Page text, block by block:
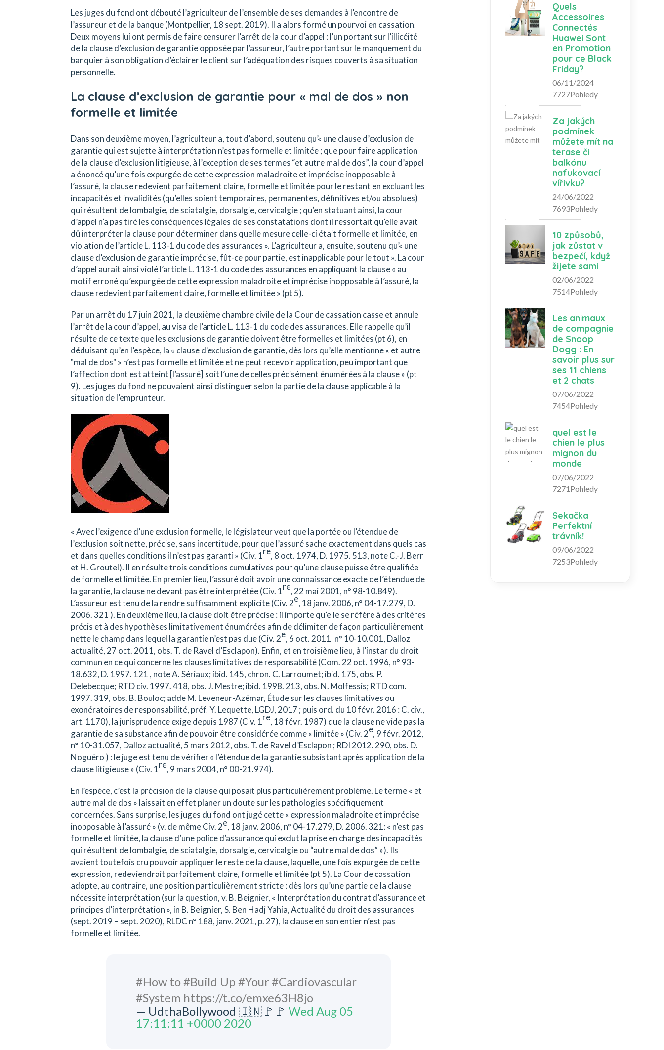
Les juges du fond ont débouté l’agriculteur de l’ensemble de ses demandes à l’encontre de
l’assureur et de la banque (Montpellier, 18 sept. 2019). Il a alors formé un pourvoi en cassation.
Deux moyens lui ont permis de faire censurer l’arrêt de la cour d’appel : l’un portant sur l’illicéité
de la clause d’exclusion de garantie opposée par l’assureur, l’autre portant sur le manquement du
banquier à son obligation d’éclairer le client sur l’adéquation des risques couverts à sa situation
personnelle.
La clause d’exclusion de garantie pour « mal de dos » non
formelle et limitée
Dans son deuxième moyen, l’agriculteur a, tout d’abord, soutenu qu’« une clause d’exclusion de
garantie qui est sujette à interprétation n’est pas formelle et limitée ; que pour faire application
de la clause d’exclusion litigieuse, à l’exception de ses termes “et autre mal de dos”, la cour d’appel
a énoncé qu’une fois expurgée de cette expression maladroite et imprécise inopposable à
l’assuré, la clause redevient parfaitement claire, formelle et limitée pour le restant en excluant les
incapacités et invalidités (qu’elles soient temporaires, permanentes, définitives et/ou absolues)
qui résultent de lombalgie, de sciatalgie, dorsalgie, cervicalgie ; qu’en statuant ainsi, la cour
d’appel n’a pas tiré les conséquences légales de ses constatations dont il ressortait qu’elle avait
dû interpréter la clause pour déterminer dans quelle mesure celle-ci était formelle et limitée, en
violation de l’article L. 113-1 du code des assurances ». L’agriculteur a, ensuite, soutenu qu’« une
clause d’exclusion de garantie imprécise, fût-ce pour partie, est inapplicable pour le tout ». La cour
d’appel aurait ainsi violé l’article L. 113-1 du code des assurances en appliquant la clause « au
motif erroné qu’expurgée de cette expression maladroite et imprécise inopposable à l’assuré, la
clause redevient parfaitement claire, formelle et limitée » (pt 5).
Par un arrêt du 17 juin 2021, la deuxième chambre civile de la Cour de cassation casse et annule
l’arrêt de la cour d’appel, au visa de l’article L. 113-1 du code des assurances. Elle rappelle qu’il
résulte de ce texte que les exclusions de garantie doivent être formelles et limitées (pt 6), en
déduisant qu’en l’espèce, la « clause d’exclusion de garantie, dès lors qu’elle mentionne « et autre
"mal de dos" » n’est pas formelle et limitée et ne peut recevoir application, peu important que
l’affection dont est atteint [l’assuré] soit l’une de celles précisément énumérées à la clause » (pt
9). Les juges du fond ne pouvaient ainsi distinguer selon la partie de la clause applicable à la
situation de l’emprunteur.
« Avec l’exigence d’une exclusion formelle, le législateur veut que la portée ou l’étendue de
l’exclusion soit nette, précise, sans incertitude, pour que l’assuré sache exactement dans quels cas
et dans quelles conditions il n’est pas garanti » (Civ. 1re, 8 oct. 1974, D. 1975. 513, note C.-J. Berr
et H. Groutel). Il en résulte trois conditions cumulatives pour qu’une clause puisse être qualifiée
de formelle et limitée. En premier lieu, l’assuré doit avoir une connaissance exacte de l’étendue de
la garantie, la clause ne devant pas être interprétée (Civ. 1re, 22 mai 2001, n° 98-10.849).
L’assureur est tenu de la rendre suffisamment explicite (Civ. 2e, 18 janv. 2006, n° 04-17.279, D.
2006. 321 ). En deuxième lieu, la clause doit être précise : il importe qu’elle se réfère à des critères
précis et à des hypothèses limitativement énumérées afin de délimiter de façon particulièrement
nette le champ dans lequel la garantie n’est pas due (Civ. 2e, 6 oct. 2011, n° 10-10.001, Dalloz
actualité, 27 oct. 2011, obs. T. de Ravel d’Esclapon). Enfin, et en troisième lieu, à l’instar du droit
commun en ce qui concerne les clauses limitatives de responsabilité (Com. 22 oct. 1996, n° 93-
18.632, D. 1997. 121 , note A. Sériaux; ibid. 145, chron. C. Larroumet; ibid. 175, obs. P.
Delebecque; RTD civ. 1997. 418, obs. J. Mestre; ibid. 1998. 213, obs. N. Molfessis; RTD com.
1997. 319, obs. B. Bouloc; adde M. Leveneur-Azémar, Étude sur les clauses limitatives ou
exonératoires de responsabilité, préf. Y. Lequette, LGDJ, 2017 ; puis ord. du 10 févr. 2016 : C. civ.,
art. 1170), la jurisprudence exige depuis 1987 (Civ. 1re, 18 févr. 1987) que la clause ne vide pas la
garantie de sa substance afin de pouvoir être considérée comme « limitée » (Civ. 2e, 9 févr. 2012,
n° 10-31.057, Dalloz actualité, 5 mars 2012, obs. T. de Ravel d’Esclapon ; RDI 2012. 290, obs. D.
Noguéro ) : le juge est tenu de vérifier « l’étendue de la garantie subsistant après application de la
clause litigieuse » (Civ. 1re, 9 mars 2004, n° 00-21.974).
En l’espèce, c’est la précision de la clause qui posait plus particulièrement problème. Le terme « et
autre mal de dos » laissait en effet planer un doute sur les pathologies spécifiquement
concernées. Sans surprise, les juges du fond ont jugé cette « expression maladroite et imprécise
inopposable à l’assuré » (v. de même Civ. 2e, 18 janv. 2006, n° 04-17.279, D. 2006. 321: « n’est pas
formelle et limitée, la clause d’une police d’assurance qui exclut la prise en charge des incapacités
qui résultent de lombalgie, de sciatalgie, dorsalgie, cervicalgie ou “autre mal de dos” »). Ils
avaient toutefois cru pouvoir appliquer le reste de la clause, laquelle, une fois expurgée de cette
expression, redeviendrait parfaitement claire, formelle et limitée (pt 5). La Cour de cassation
adopte, au contraire, une position particulièrement stricte : dès lors qu’une partie de la clause
nécessite interprétation (sur la question, v. B. Beignier, « Interprétation du contrat d’assurance et
principes d’interprétation », in B. Beignier, S. Ben Hadj Yahia, Actualité du droit des assurances
(sept. 2019 – sept. 2020), RLDC n° 188, janv. 2021, p. 27), la clause en son entier n’est pas
formelle et limitée.
#How to #Build Up #Your #Cardiovascular
#System https://t.co/emxe63H8jo
— UdthaBollywood 🇮🇳🚩🚩 Wed Aug 05
17:11:11 +0000 2020
Quels
Accessoires
Connectés
Huawei Sont
en Promotion
pour ce Black
Friday?
06/11/2024
7727Pohledy
Za jakých
podmínek
můžete mít na
terase či
balkónu
nafukovací
vířivku?
24/06/2022
7693Pohledy
10 způsobů,
jak zůstat v
bezpečí, když
žijete sami
02/06/2022
7514Pohledy
Les animaux
de compagnie
de Snoop
Dogg : En
savoir plus sur
ses 11 chiens
et 2 chats
07/06/2022
7454Pohledy
quel est le
chien le plus
mignon du
monde
07/06/2022
7271Pohledy
Sekačka
Perfektní
trávník!
09/06/2022
7253Pohledy